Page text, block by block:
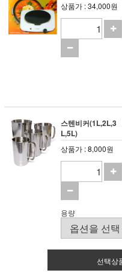
상품가 : 34,000원
스텐비커(1L,2L,3
L,5L)
상품가 : 8,000원
용량
선택상